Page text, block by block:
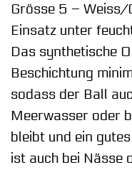
Grösse 5 –
Einsatz unter
Das synthetische
Beschichtung
sodass der Ball
Meerwasser oder
bleibt und ein
ist auch bei Nässe